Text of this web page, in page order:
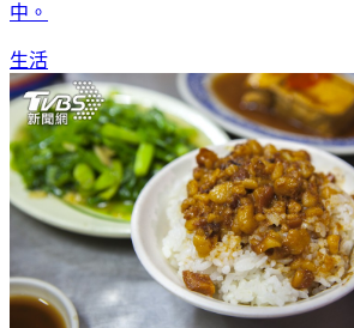
中。
生活